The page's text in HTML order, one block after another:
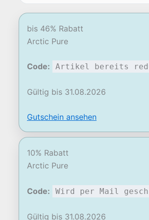
bis 46% Rabatt
Arctic Pure
Code: Artikel bereits
Gültig bis 31.08.2026
Gutschein ansehen
10% Rabatt
Arctic Pure
Code: Wird per Mail
Gültig bis 31.08.2026